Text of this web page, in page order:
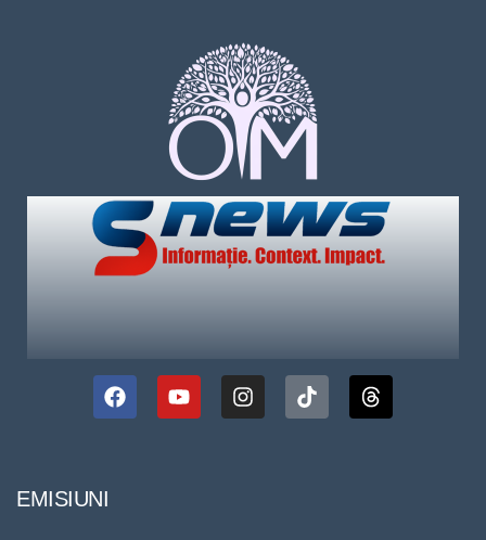
EMISIUNI